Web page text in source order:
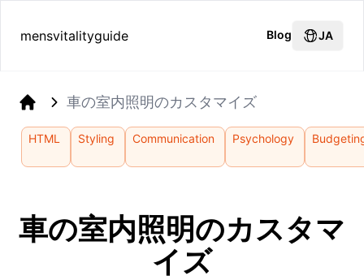
mensvitalityguide Blog JA
車の室内照明のカスタマイズ
HTML Styling Communication Psychology
車の室内照明のカスタマ
イズ